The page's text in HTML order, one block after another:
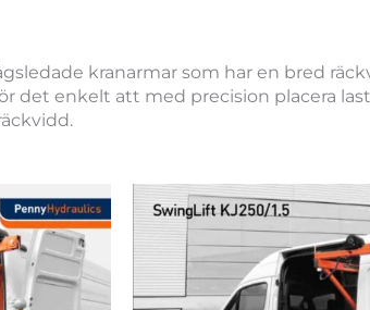
kranarmar som har en bred
det enkelt att med precision placera